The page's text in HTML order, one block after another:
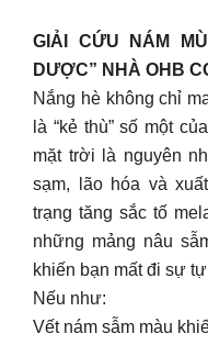
GIẢI CỨU NÁM
DƯỢC” NHÀ OHB
Nắng hè không chỉ
là “kẻ thù” số một
mặt trời là nguyên
sạm, lão hóa và
trạng tăng sắc tố
những mảng nâu
khiến bạn mất đi sự
Nếu như:
Vết nám sẫm màu